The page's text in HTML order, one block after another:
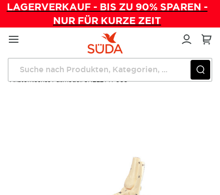
LAGERVERKAUF - BIS ZU 90% SPAREN -
NUR FÜR KURZE ZEIT
Direkt
zum
Inhalt
Startseite
Verwaltung
Anatomisches Fußmodell SKELETTFUSS